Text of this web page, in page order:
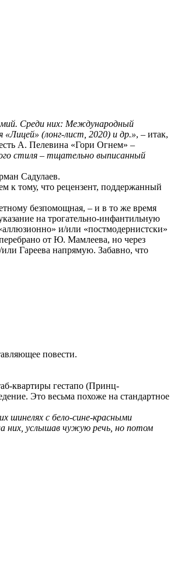
Среди них: Международный
(лонг-лист, 2020) и др.», – итак,
А. Пелевина «Гори Огнем» –
стиля – тщательно выписанный
Садулаев.
к тому, что рецензент, поддержанный
безпомощная, – и в то же время
на трогательно-инфантильную
и/или «постмодернистски»
от Ю. Мамлеева, но через
Гареева напрямую. Забавно, что
повести.
квартиры гестапо (Принц-
Это весьма похоже на стандартное
шинелях с бело-сине-красными
них, услышав чужую речь, но потом